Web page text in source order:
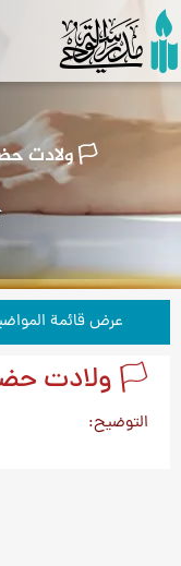
🏳️ ولادت
عرض قائمة
🏳️ ولادت
التوضيح